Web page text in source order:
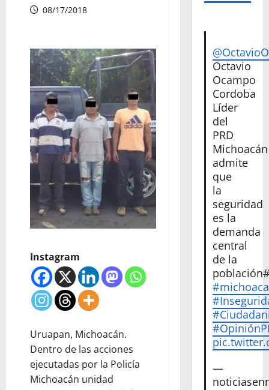
08/17/2018
Instagram
Uruapan, Michoacán.
Dentro de las acciones
ejecutadas por la Policía
Michoacán unidad
Octavio
Ocampo
Cordoba
Líder
del
PRD
Michoacán
admite
que
la
seguridad
es la
demanda
central
de la
—